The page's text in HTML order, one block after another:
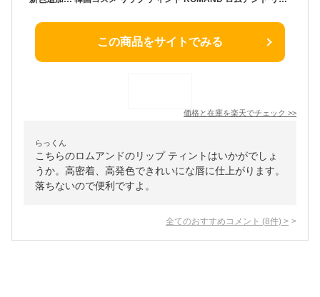
この商品をサイトでみる
価格と在庫を楽天でチェック >>
らっくん
こちらのロムアンドのリップ ティントはいかがでしょ
うか。高密着、高発色できれいにな唇に仕上がります。
落ちないので便利ですよ。
全てのおすすめコメント (8件) >